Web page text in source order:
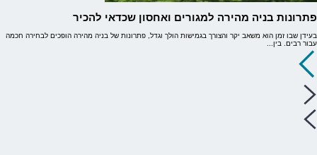
פתרונות בניה מהירה למגורים ואחסון שכדאי להכיר
בעידן שבו זמן הוא משאב יקר והצורך בגמישות הולך וגדל, פתרונות של בניה מהירה הופכים לבחירה חכמה
עבור רבים. בין...